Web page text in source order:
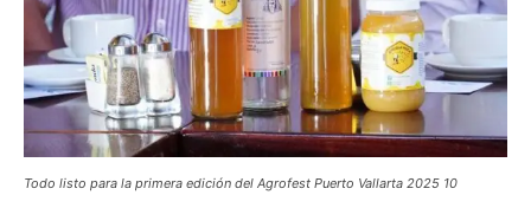
Todo listo para la primera edición del Agrofest Puerto Vallarta 2025 10